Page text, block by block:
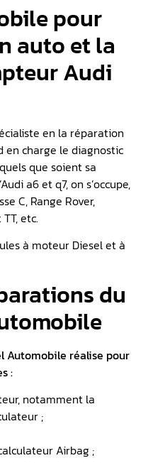
pour
auto et la
Audi
en la réparation
charge le diagnostic
que soient sa
a6 et q7, on s’occupe,
C, Range Rover,
etc.
à moteur Diesel et à
du
Automobile réalise pour
:
notamment la
;
Airbag ;